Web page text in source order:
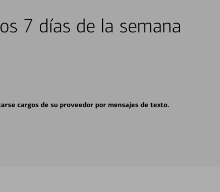
7 días de la semana
cargos de su proveedor por mensajes de texto.